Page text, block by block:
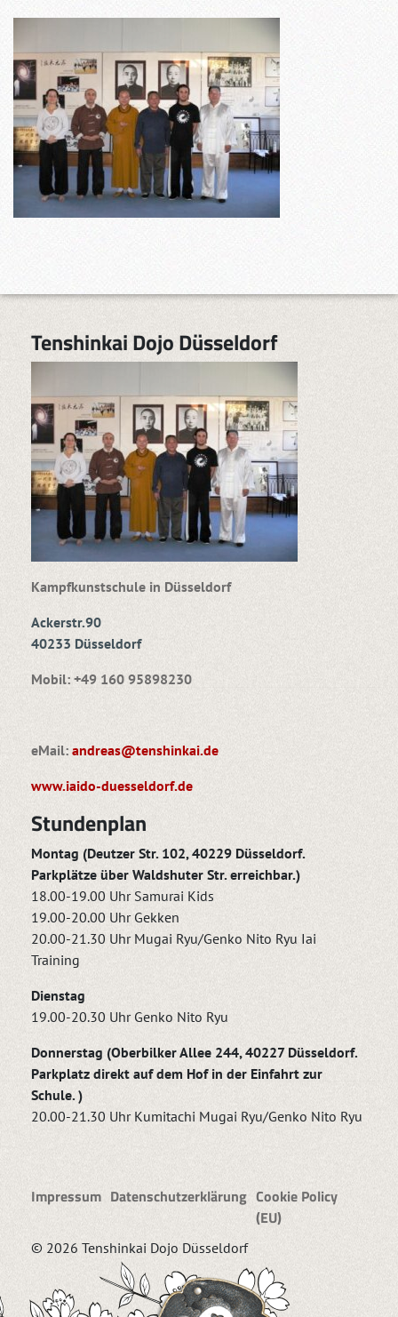
Tenshinkai Dojo Düsseldorf
Kampfkunstschule in Düsseldorf
Ackerstr.90
40233 Düsseldorf
Mobil: +49 160 95898230
eMail: andreas@tenshinkai.de
www.iaido-duesseldorf.de
Stundenplan
Montag (Deutzer Str. 102, 40229 Düsseldorf.
Parkplätze über Waldshuter Str. erreichbar.)
18.00-19.00 Uhr Samurai Kids
19.00-20.00 Uhr Gekken
20.00-21.30 Uhr Mugai Ryu/Genko Nito Ryu Iai
Training
Dienstag
19.00-20.30 Uhr Genko Nito Ryu
Donnerstag (Oberbilker Allee 244, 40227 Düsseldorf.
Parkplatz direkt auf dem Hof in der Einfahrt zur
Schule. )
20.00-21.30 Uhr Kumitachi Mugai Ryu/Genko Nito Ryu
Impressum Datenschutzerklärung Cookie Policy
(EU)
© 2026 Tenshinkai Dojo Düsseldorf